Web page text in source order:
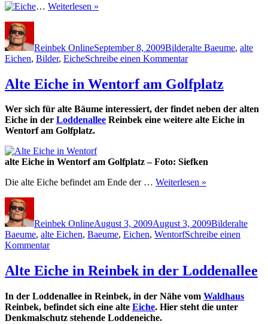
… Weiterlesen »
Reinbek OnlineSeptember 8, 2009Bilderalte Baeume, alte
Eichen, Bilder, EicheSchreibe einen Kommentarzu
Eiche
in
an
der
Alte Eiche in Wentorf am Golfplatz
Wer sich für alte Bäume interessiert, der findet neben der alten
Eiche in der Loddenallee Reinbek eine weitere alte Eiche in
Wentorf am Golfplatz.
alte Eiche in Wentorf am Golfplatz – Foto: Siefken
Die alte Eiche befindet am Ende der … Weiterlesen »
Reinbek OnlineAugust 3, 2009August 3, 2009Bilderalte
Baeume, alte Eichen, Baeume, Eichen, WentorfSchreibe einen
Kommentarzu
Eiche
in
am
Golfplatz
Alte Eiche in Reinbek in der Loddenallee
In der Loddenallee in Reinbek, in der Nähe vom Waldhaus
Reinbek, befindet sich eine alte Eiche. Hier steht die unter
Denkmalschutz stehende Loddeneiche.